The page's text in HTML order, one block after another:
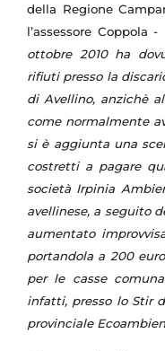
della Regione
l’assessore Coppola -
ottobre 2010 ha
rifiuti presso la
di Avellino, anzichè
come normalmente
si è aggiunta una
costretti a pagare
società Irpinia
avellinese, a seguito
aumentato
portandola a 200
per le casse
infatti, presso lo Stir
provinciale